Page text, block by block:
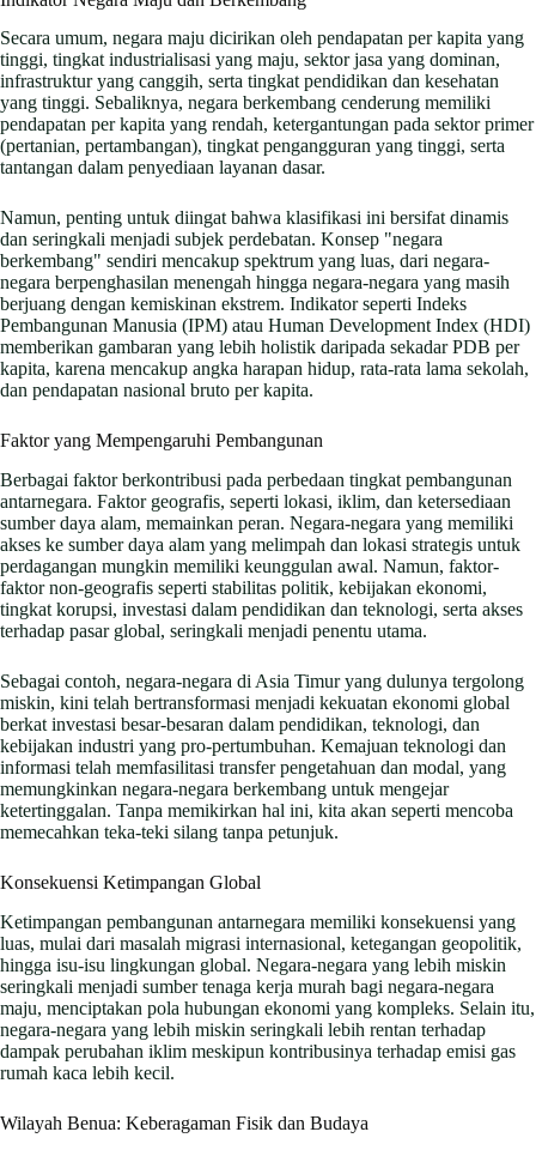
Secara umum, negara maju dicirikan oleh pendapatan per kapita yang
tinggi, tingkat industrialisasi yang maju, sektor jasa yang dominan,
infrastruktur yang canggih, serta tingkat pendidikan dan kesehatan
yang tinggi. Sebaliknya, negara berkembang cenderung memiliki
pendapatan per kapita yang rendah, ketergantungan pada sektor primer
(pertanian, pertambangan), tingkat pengangguran yang tinggi, serta
tantangan dalam penyediaan layanan dasar.
Namun, penting untuk diingat bahwa klasifikasi ini bersifat dinamis
dan seringkali menjadi subjek perdebatan. Konsep "negara
berkembang" sendiri mencakup spektrum yang luas, dari negara-
negara berpenghasilan menengah hingga negara-negara yang masih
berjuang dengan kemiskinan ekstrem. Indikator seperti Indeks
Pembangunan Manusia (IPM) atau Human Development Index (HDI)
memberikan gambaran yang lebih holistik daripada sekadar PDB per
kapita, karena mencakup angka harapan hidup, rata-rata lama sekolah,
dan pendapatan nasional bruto per kapita.
Faktor yang Mempengaruhi Pembangunan
Berbagai faktor berkontribusi pada perbedaan tingkat pembangunan
antarnegara. Faktor geografis, seperti lokasi, iklim, dan ketersediaan
sumber daya alam, memainkan peran. Negara-negara yang memiliki
akses ke sumber daya alam yang melimpah dan lokasi strategis untuk
perdagangan mungkin memiliki keunggulan awal. Namun, faktor-
faktor non-geografis seperti stabilitas politik, kebijakan ekonomi,
tingkat korupsi, investasi dalam pendidikan dan teknologi, serta akses
terhadap pasar global, seringkali menjadi penentu utama.
Sebagai contoh, negara-negara di Asia Timur yang dulunya tergolong
miskin, kini telah bertransformasi menjadi kekuatan ekonomi global
berkat investasi besar-besaran dalam pendidikan, teknologi, dan
kebijakan industri yang pro-pertumbuhan. Kemajuan teknologi dan
informasi telah memfasilitasi transfer pengetahuan dan modal, yang
memungkinkan negara-negara berkembang untuk mengejar
ketertinggalan. Tanpa memikirkan hal ini, kita akan seperti mencoba
memecahkan teka-teki silang tanpa petunjuk.
Konsekuensi Ketimpangan Global
Ketimpangan pembangunan antarnegara memiliki konsekuensi yang
luas, mulai dari masalah migrasi internasional, ketegangan geopolitik,
hingga isu-isu lingkungan global. Negara-negara yang lebih miskin
seringkali menjadi sumber tenaga kerja murah bagi negara-negara
maju, menciptakan pola hubungan ekonomi yang kompleks. Selain itu,
negara-negara yang lebih miskin seringkali lebih rentan terhadap
dampak perubahan iklim meskipun kontribusinya terhadap emisi gas
rumah kaca lebih kecil.
Wilayah Benua: Keberagaman Fisik dan Budaya